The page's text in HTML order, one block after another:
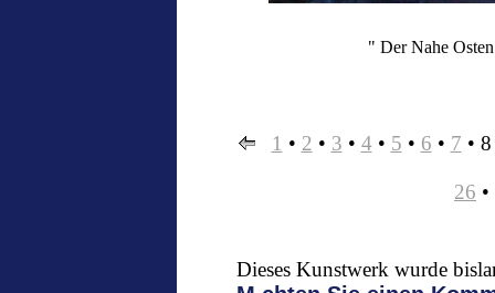
" Der Nahe
1 • 2 • 3 • 4 • 5 • 6 • 7 • 8
26 •
Dieses Kunstwerk wurde